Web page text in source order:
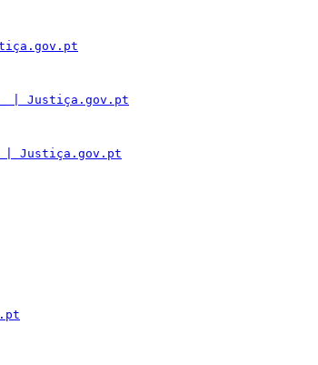
| Justiça.gov.pt
| Justiça.gov.pt